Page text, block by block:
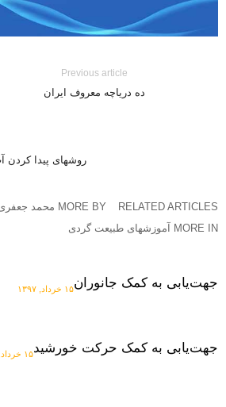
Previous article
ده دریاچه معروف ایران
روشهای پیدا کردن
RELATED ARTICLES
MORE BY محمد جعفری
MORE IN آموزشهای طبیعت گردی
جهت‌یابی به کمک جانوران۱۵ خرداد, ۱۳۹۷
جهت‌یابی به کمک حرکت خورشید۱۵ خرداد, ۱۳۹۷